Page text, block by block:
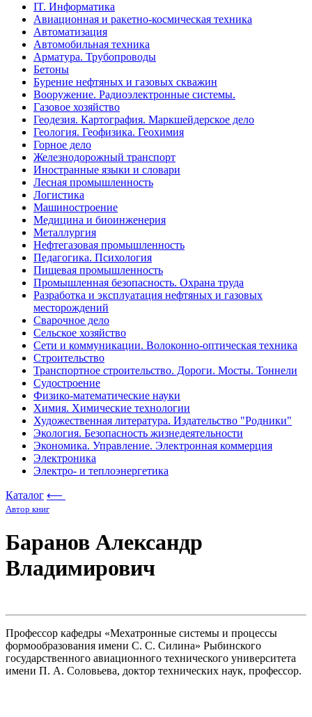
IT. Информатика
Авиационная и ракетно-космическая техника
Автоматизация
Автомобильная техника
Арматура. Трубопроводы
Бетоны
Бурение нефтяных и газовых скважин
Вооружение. Радиоэлектронные системы.
Газовое хозяйство
Геодезия. Картография. Маркшейдерское дело
Геология. Геофизика. Геохимия
Горное дело
Железнодорожный транспорт
Иностранные языки и словари
Лесная промышленность
Логистика
Машиностроение
Медицина и биоинженерия
Металлургия
Нефтегазовая промышленность
Педагогика. Психология
Пищевая промышленность
Промышленная безопасность. Охрана труда
Разработка и эксплуатация нефтяных и газовых
месторождений
Сварочное дело
Сельское хозяйство
Сети и коммуникации. Волоконно-оптическая техника
Строительство
Транспортное строительство. Дороги. Мосты. Тоннели
Судостроение
Физико-математические науки
Химия. Химические технологии
Художественная литература. Издательство "Родники"
Экология. Безопасность жизнедеятельности
Экономика. Управление. Электронная коммерция
Электроника
Электро- и теплоэнергетика
Каталог ⟵
Автор книг
Баранов Александр
Владимирович
Профессор кафедры «Мехатронные системы и процессы
формообразования имени С. С. Силина» Рыбинского
государственного авиационного технического университета
имени П. А. Соловьева, доктор технических наук, профессор.